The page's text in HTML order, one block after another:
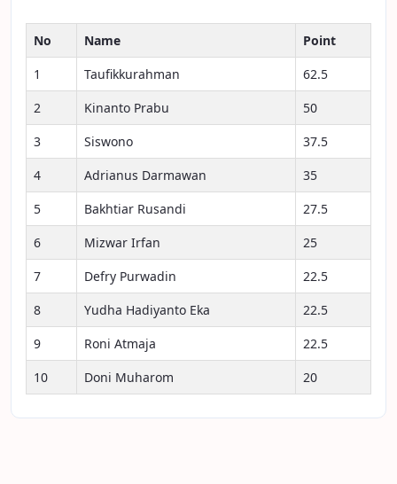
No Name
Point
1
Taufikkurahman
62.5
2
Kinanto Prabu
50
3
Siswono
37.5
4
Adrianus Darmawan
35
5
Bakhtiar Rusandi
27.5
6
Mizwar Irfan
25
7
Defry Purwadin
22.5
8
Yudha Hadiyanto Eka
22.5
9
Roni Atmaja
22.5
10
Doni Muharom 20